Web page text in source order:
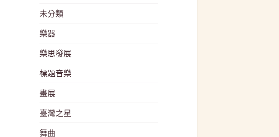
未分類
樂器
樂思發展
標題音樂
畫展
臺灣之星
舞曲